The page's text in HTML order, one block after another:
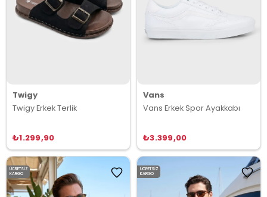
Twigy
Twigy Erkek Terlik
₺1.299,90
Vans
Vans Erkek Spor Ayakkabı
₺3.399,00
ÜCRETSIZ
KARGO
ÜCRETSIZ
KARGO